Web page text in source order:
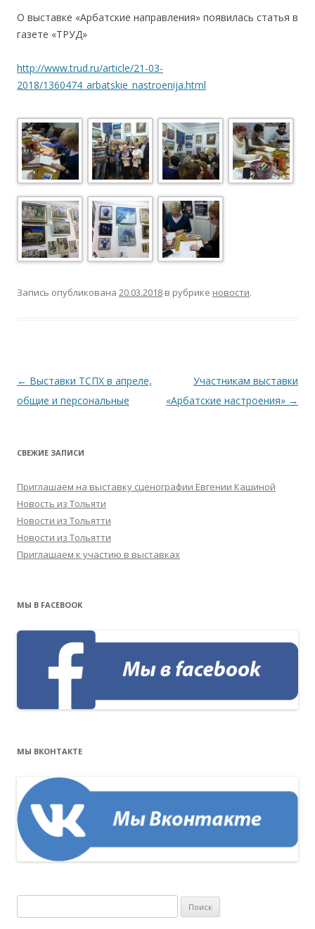
О выставке «Арбатские направления» появилась статья в
газете «ТРУД»
http://www.trud.ru/article/21-03-
2018/1360474_arbatskie_nastroenija.html
Запись опубликована 20.03.2018 в рубрике новости.
Навигация
по
← Выставки ТСПХ в апреле,
общие и персональные
Участникам выставки
«Арбатские настроения» →
СВЕЖИЕ ЗАПИСИ
Приглашаем на выставку сценографии Евгении Кашиной
Новость из Тольяти
Новости из Тольятти
Новости из Тольятти
Приглашаем к участию в выставках
МЫ В FACEBOOK
МЫ ВКОНТАКТЕ
а